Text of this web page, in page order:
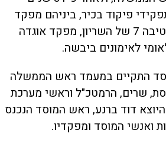
פיקוד בכיר, ביניהם מפקד
חטיבת עציון, מפקד חטיבה 7 של השריון, מפקד אוגדה
התקיים במעמד ראש הממשלה
שרים, הרמטכ"ל וראשי מערכת
דוד ברנע, ראש המוסד הנכנס
ואנשי המוסד ומפקדיו.